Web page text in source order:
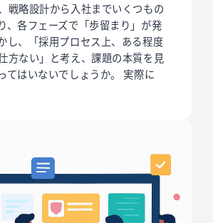
戦略設計から入社までいくつもの
、各フェーズで「歩留まり」が発
し、「採用プロセス上、ある程度
方ない」と考え、課題の本質を見
てはいないでしょうか。 実際に